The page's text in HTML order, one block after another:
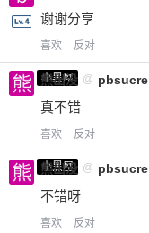
谢谢分享
喜欢 反对
小黑屋
熊出没 @ pbsucre
真不错
喜欢 反对
小黑屋
熊出没 @ pbsucre
不错呀
喜欢 反对